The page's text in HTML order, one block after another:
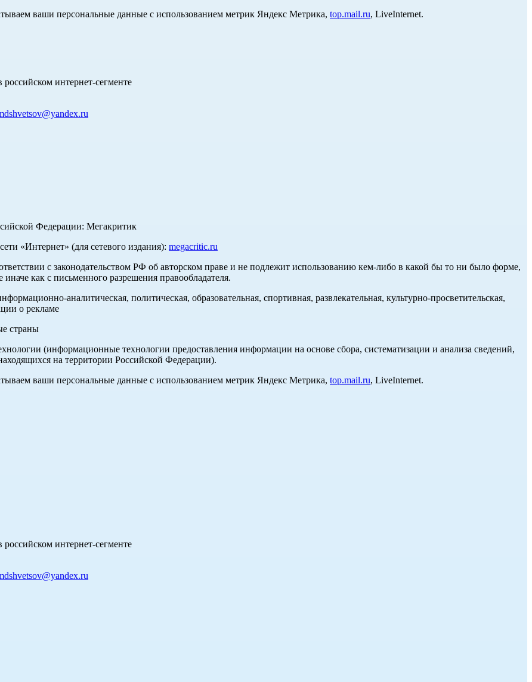
ваши персональные данные с использованием метрик Яндекс Метрика, top.mail.ru, LiveInternet.
интернет-сегменте
Федерации: Мегакритик
«Интернет» (для сетевого издания): megacritic.ru
с законодательством РФ об авторском праве и не подлежит использованию кем-либо в какой бы то ни было форме,
как с письменного разрешения правообладателя.
аналитическая, политическая, образовательная, спортивная, развлекательная, культурно-просветительская,
о рекламе
страны
(информационные технологии предоставления информации на основе сбора, систематизации и анализа сведений,
на территории Российской Федерации).
ваши персональные данные с использованием метрик Яндекс Метрика, top.mail.ru, LiveInternet.
интернет-сегменте